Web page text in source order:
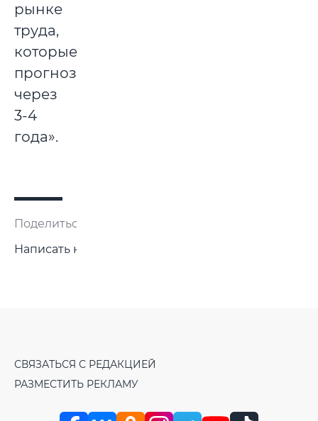
рынке
труда,
которые
прогнозируются
через
3-4
года».
Поделиться:
Написать нам
СВЯЗАТЬСЯ С РЕДАКЦИЕЙ
РАЗМЕСТИТЬ РЕКЛАМУ